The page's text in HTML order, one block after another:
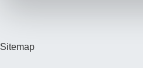
Sitemap